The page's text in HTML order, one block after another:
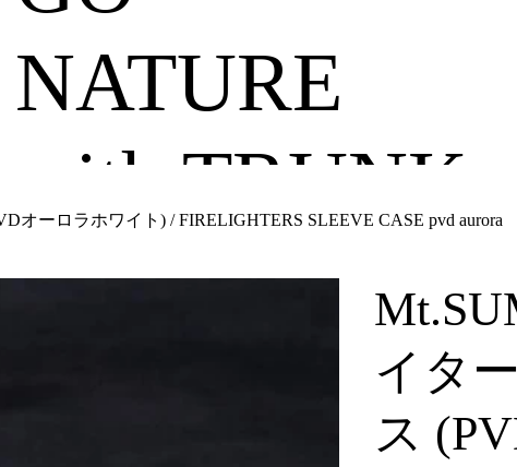
NATURE
with TRUNK
ーロラホワイト) / FIRELIGHTERS SLEEVE CASE pvd aurora
イタ
ス